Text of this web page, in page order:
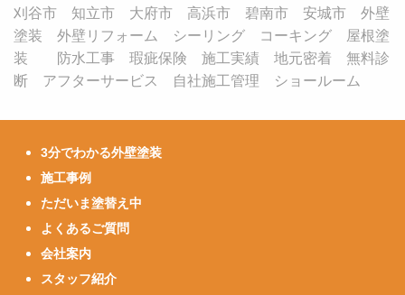
刈谷市 知立市 大府市 高浜市 碧南市 安城市 外壁
塗装 外壁リフォーム シーリング コーキング 屋根塗
装 防水工事 瑕疵保険 施工実績 地元密着 無料診
断 アフターサービス 自社施工管理 ショールーム
3分でわかる外壁塗装
施工事例
ただいま塗替え中
よくあるご質問
会社案内
スタッフ紹介